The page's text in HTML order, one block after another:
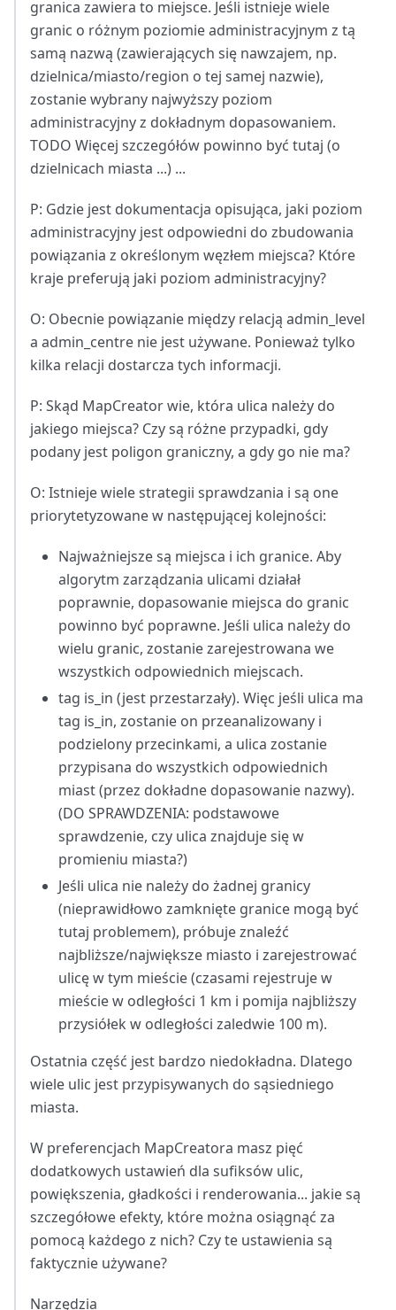
granica zawiera to miejsce. Jeśli istnieje wiele
granic o różnym poziomie administracyjnym z tą
samą nazwą (zawierających się nawzajem, np.
dzielnica/miasto/region o tej samej nazwie),
zostanie wybrany najwyższy poziom
administracyjny z dokładnym dopasowaniem.
TODO Więcej szczegółów powinno być tutaj (o
dzielnicach miasta ...) ...
P: Gdzie jest dokumentacja opisująca, jaki poziom
administracyjny jest odpowiedni do zbudowania
powiązania z określonym węzłem miejsca? Które
kraje preferują jaki poziom administracyjny?
O: Obecnie powiązanie między relacją admin_level
a admin_centre nie jest używane. Ponieważ tylko
kilka relacji dostarcza tych informacji.
P: Skąd MapCreator wie, która ulica należy do
jakiego miejsca? Czy są różne przypadki, gdy
podany jest poligon graniczny, a gdy go nie ma?
O: Istnieje wiele strategii sprawdzania i są one
priorytetyzowane w następującej kolejności:
Najważniejsze są miejsca i ich granice. Aby
algorytm zarządzania ulicami działał
poprawnie, dopasowanie miejsca do granic
powinno być poprawne. Jeśli ulica należy do
wielu granic, zostanie zarejestrowana we
wszystkich odpowiednich miejscach.
tag is_in (jest przestarzały). Więc jeśli ulica ma
tag is_in, zostanie on przeanalizowany i
podzielony przecinkami, a ulica zostanie
przypisana do wszystkich odpowiednich
miast (przez dokładne dopasowanie nazwy).
(DO SPRAWDZENIA: podstawowe
sprawdzenie, czy ulica znajduje się w
promieniu miasta?)
Jeśli ulica nie należy do żadnej granicy
(nieprawidłowo zamknięte granice mogą być
tutaj problemem), próbuje znaleźć
najbliższe/największe miasto i zarejestrować
ulicę w tym mieście (czasami rejestruje w
mieście w odległości 1 km i pomija najbliższy
przysiółek w odległości zaledwie 100 m).
Ostatnia część jest bardzo niedokładna. Dlatego
wiele ulic jest przypisywanych do sąsiedniego
miasta.
W preferencjach MapCreatora masz pięć
dodatkowych ustawień dla sufiksów ulic,
powiększenia, gładkości i renderowania... jakie są
szczegółowe efekty, które można osiągnąć za
pomocą każdego z nich? Czy te ustawienia są
faktycznie używane?
Narzędzia